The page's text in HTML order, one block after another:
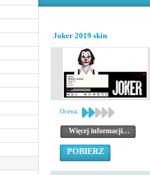
Joker 2019 skin
Ocena:
Więcej informacji…
POBIERZ